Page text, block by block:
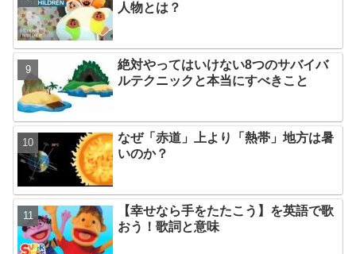
人物とは？
絶対やってはいけない8つのサバイバ
ルテクニックと本当にすべきこと
なぜ「赤道」上より「熱帯」地方は暑
いのか？
【幸せなら手をたたこう】を英語で歌
おう！歌詞と意味